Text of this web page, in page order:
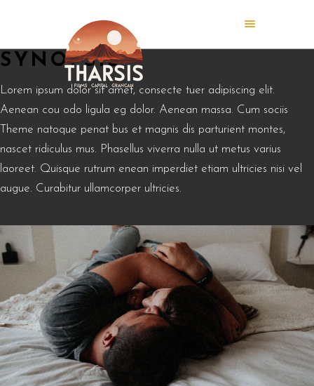
SYNOPSIS
Lorem ipsum dolor sit amet, consecte tuer adipiscing elit.
Aenean cou odo ligula eg dolor. Aenean massa. Cum sociis
Theme natoque penat bus et magnis dis parturient montes,
nascet ridiculus mus. Phasellus viverra nulla ut metus varius
laoreet. Quisque rutrum enean imperdiet etiam ultricies nisi vel
augue. Curabitur ullamcorper ultricies.